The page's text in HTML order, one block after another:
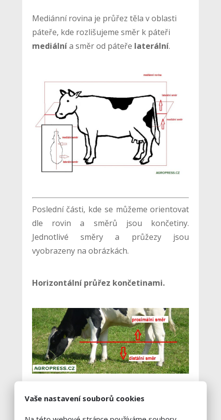
Mediánní rovina je průřez těla v oblasti
páteře, kde rozlišujeme směr k páteři
mediálnía směr od páteře laterální.
Poslední části, kde se můžeme orientovat
dle rovin a směrů jsou končetiny.
Jednotlivé směry a průžezy jsou
vyobrazeny na obrázkách.
Horizontální průřez končetinami.
Vertikální průřez končetinami.
Vaše nastavení souborů cookies